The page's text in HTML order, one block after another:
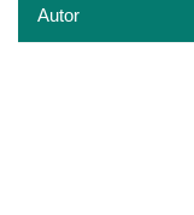
Autor